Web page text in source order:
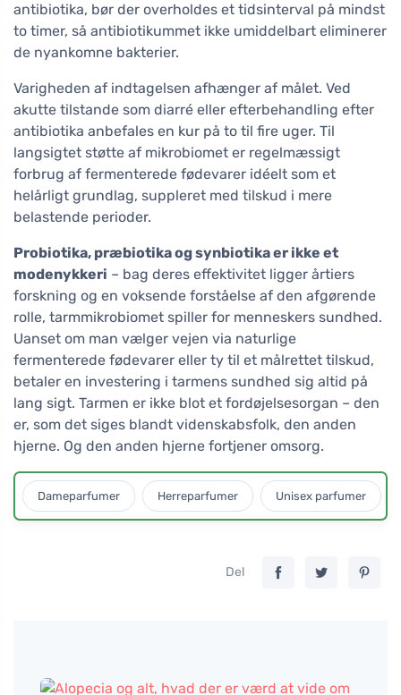
antibiotika, bør der overholdes et tidsinterval på mindst
to timer, så antibiotikummet ikke umiddelbart eliminerer
de nyankomne bakterier.
Varigheden af indtagelsen afhænger af målet. Ved
akutte tilstande som diarré eller efterbehandling efter
antibiotika anbefales en kur på to til fire uger. Til
langsigtet støtte af mikrobiomet er regelmæssigt
forbrug af fermenterede fødevarer idéelt som et
helårligt grundlag, suppleret med tilskud i mere
belastende perioder.
Probiotika, præbiotika og synbiotika er ikke et
modenykkeri – bag deres effektivitet ligger årtiers
forskning og en voksende forståelse af den afgørende
rolle, tarmmikrobiomet spiller for menneskers sundhed.
Uanset om man vælger vejen via naturlige
fermenterede fødevarer eller ty til et målrettet tilskud,
betaler en investering i tarmens sundhed sig altid på
lang sigt. Tarmen er ikke blot et fordøjelsesorgan – den
er, som det siges blandt videnskabsfolk, den anden
hjerne. Og den anden hjerne fortjener omsorg.
Dameparfumer Herreparfumer Unisex parfumer
Del